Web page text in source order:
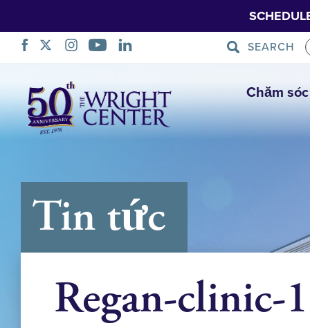
SEARCH
qua
điều
hướng
Chăm
Tin tức
Regan-clinic-1